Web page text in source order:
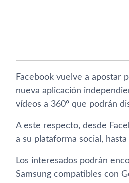
Facebook vuelve a apostar
nueva aplicación
ví­deos a 360º que podrán
A este respecto, desde
a su plataforma social,
Los interesados podrán
Samsung compatibles con